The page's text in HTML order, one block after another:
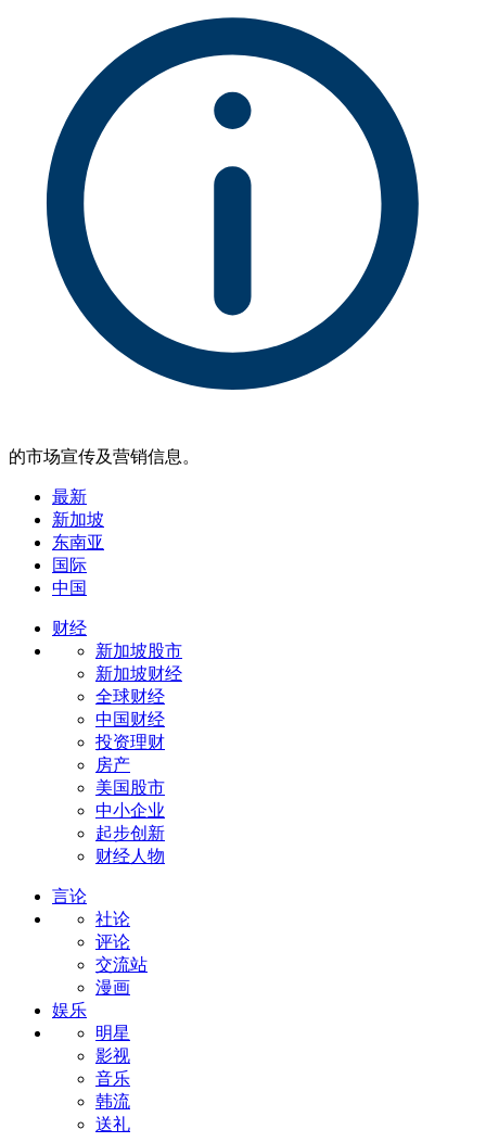
的市场宣传及营销信息。
最新
新加坡
东南亚
国际
中国
财经
新加坡股市
新加坡财经
全球财经
中国财经
投资理财
房产
美国股市
中小企业
起步创新
财经人物
言论
社论
评论
交流站
漫画
娱乐
明星
影视
音乐
韩流
送礼